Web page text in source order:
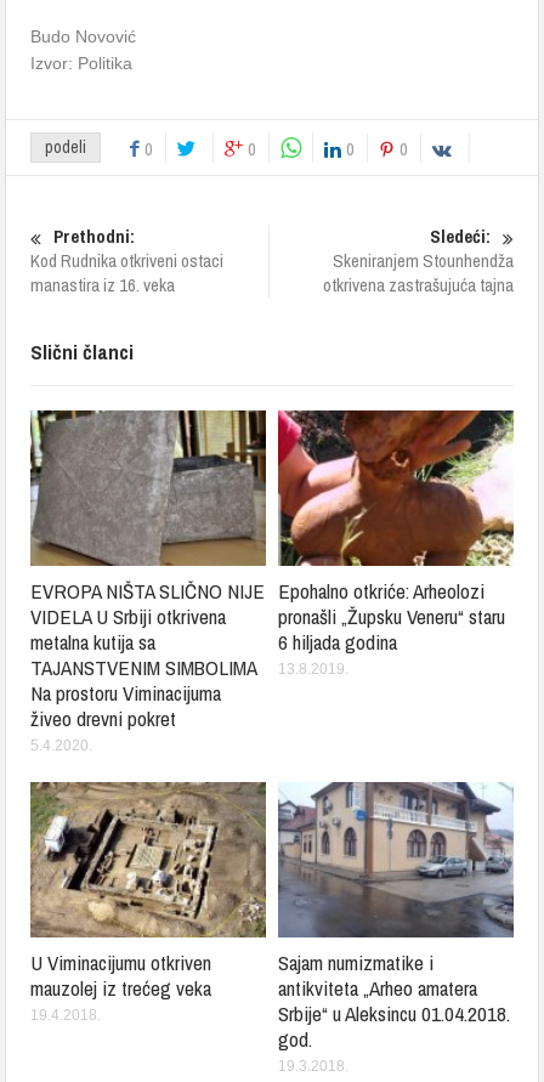
Budo Novović
Izvor: Politika
podeli 0 0 0 0
Prethodni:
Kod Rudnika otkriveni ostaci
manastira iz 16. veka
Sledeći:
Skeniranjem Stounhendža
otkrivena zastrašujuća tajna
Slični članci
EVROPA NIŠTA SLIČNO NIJE
VIDELA U Srbiji otkrivena
metalna kutija sa
TAJANSTVENIM SIMBOLIMA
Na prostoru Viminacijuma
živeo drevni pokret
5.4.2020.
Epohalno otkriće: Arheolozi
pronašli „Župsku Veneru“ staru
6 hiljada godina
13.8.2019.
U Viminacijumu otkriven
mauzolej iz trećeg veka
19.4.2018.
Sajam numizmatike i
antikviteta „Arheo amatera
Srbije“ u Aleksincu 01.04.2018.
god.
19.3.2018.